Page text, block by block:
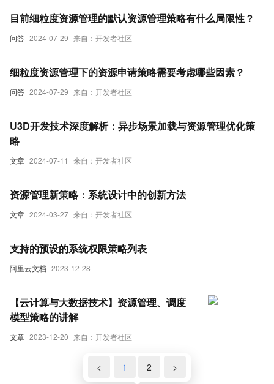
问答 2024-07-29 来自：开发者社区
目前细粒度资源管理的默认资源管理策略有什么局限性？
问答 2024-07-29 来自：开发者社区
细粒度资源管理下的资源申请策略需要考虑哪些因素？
文章 2024-07-11 来自：开发者社区
U3D开发技术深度解析：异步场景加载与资源管理优化策
略
文章 2024-03-27 来自：开发者社区
资源管理新策略：系统设计中的创新方法
阿里云文档 2023-12-28
支持的预设的系统权限策略列表
文章 2023-12-20 来自：开发者社区
【云计算与大数据技术】资源管理、调度
模型策略的讲解
< 1 2 >